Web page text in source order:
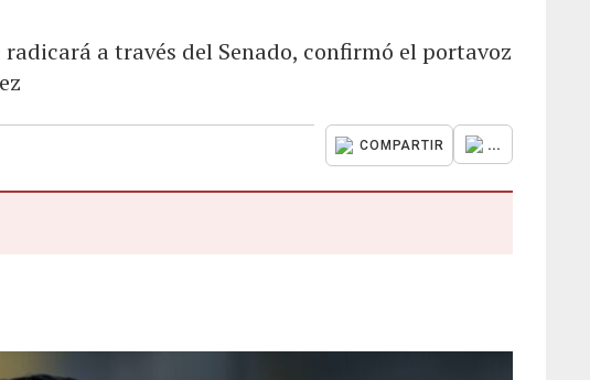
a través del Senado, confirmó el portavoz
COMPARTIR ...